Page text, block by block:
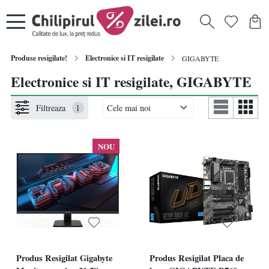
Produse resigilate! Electronice si IT resigilate GIGABYTE
Electronice si IT resigilate, GIGABYTE
Filtreaza 1
NOU
Produs Resigilat Gigabyte
Produs Resigilat Placa de